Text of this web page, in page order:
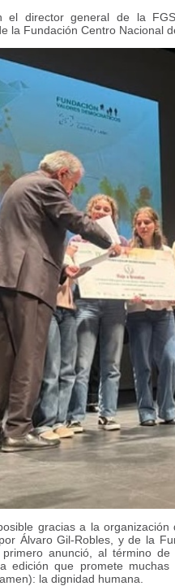
el director general de la
la Fundación Centro Nacional
gracias a la
Álvaro Gil-Robles, y de la
anunció, al término
edición que promete
la dignidad humana.